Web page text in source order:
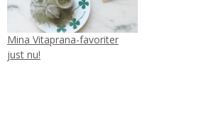
Mina Vitaprana-favoriter
just nu!